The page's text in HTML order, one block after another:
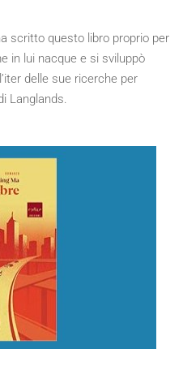
scritto questo libro proprio per
in lui nacque e si sviluppò
delle sue ricerche per
Langlands.